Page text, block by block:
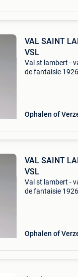
VAL SAINT
VSL
Val st lambert -
de fantaisie
Ophalen of
VAL SAINT
VSL
Val st lambert -
de fantaisie
Ophalen of